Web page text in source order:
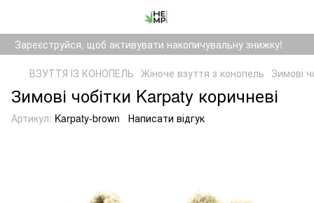
Зареєструйся, щоб активувати накопичувальну знижку!
ВЗУТТЯ ІЗ КОНОПЕЛЬ Жіноче взуття з конопель Зимові
Зимові чобітки Karpaty коричневі
Артикул: Karpaty-brown Написати відгук